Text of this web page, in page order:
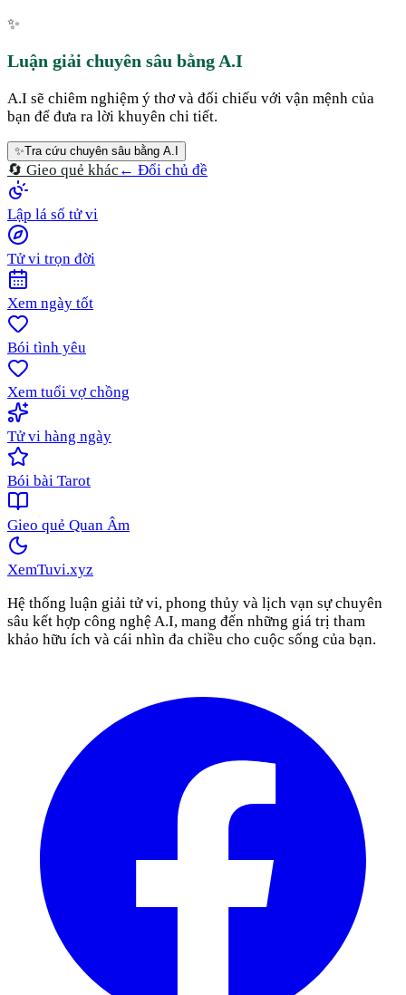
✨
Luận giải chuyên sâu bằng A.I
A.I sẽ chiêm nghiệm ý thơ và đối chiếu với vận mệnh của
bạn để đưa ra lời khuyên chi tiết.
✨Tra cứu chuyên sâu bằng A.I
🔄 Gieo quẻ khác ← Đổi chủ đề
Lập lá số tử vi
Tử vi trọn đời
Xem ngày tốt
Bói tình yêu
Xem tuổi vợ chồng
Tử vi hàng ngày
Bói bài Tarot
Gieo quẻ Quan Âm
XemTuvi.xyz
Hệ thống luận giải tử vi, phong thủy và lịch vạn sự chuyên
sâu kết hợp công nghệ A.I, mang đến những giá trị tham
khảo hữu ích và cái nhìn đa chiều cho cuộc sống của bạn.